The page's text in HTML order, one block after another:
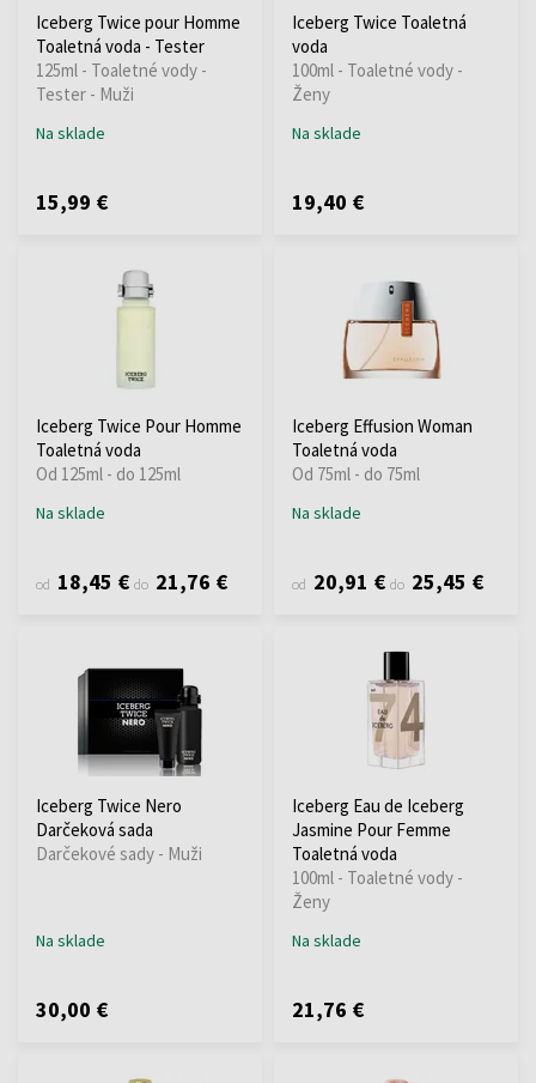
Iceberg Twice pour Homme
Toaletná voda - Tester
125ml - Toaletné vody -
Tester - Muži
Na sklade
15,99 €
Iceberg Twice Toaletná
voda
100ml - Toaletné vody -
Ženy
Na sklade
19,40 €
Iceberg Twice Pour Homme
Toaletná voda
Od 125ml - do 125ml
Na sklade
od 18,45 € do 21,76 €
Iceberg Effusion Woman
Toaletná voda
Od 75ml - do 75ml
Na sklade
od 20,91 € do 25,45 €
Iceberg Twice Nero
Darčeková sada
Darčekové sady - Muži
Na sklade
30,00 €
Iceberg Eau de Iceberg
Jasmine Pour Femme
Toaletná voda
100ml - Toaletné vody -
Ženy
Na sklade
21,76 €